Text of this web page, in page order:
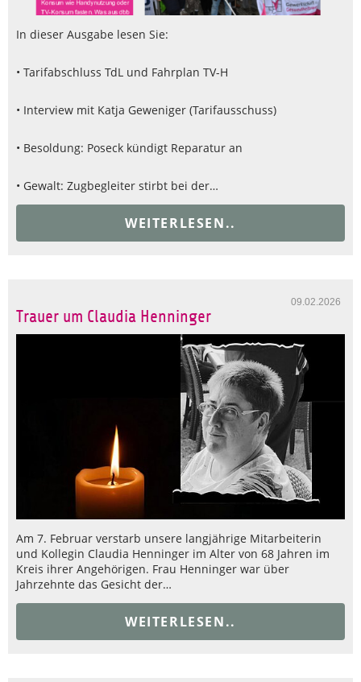
In dieser Ausgabe lesen Sie:
• Tarifabschluss TdL und Fahrplan TV-H
• Interview mit Katja Geweniger (Tarifausschuss)
• Besoldung: Poseck kündigt Reparatur an
• Gewalt: Zugbegleiter stirbt bei der…
WEITERLESEN..
09.02.2026
Trauer um Claudia Henninger
Am 7. Februar verstarb unsere langjährige Mitarbeiterin
und Kollegin Claudia Henninger im Alter von 68 Jahren im
Kreis ihrer Angehörigen. Frau Henninger war über
Jahrzehnte das Gesicht der…
WEITERLESEN..